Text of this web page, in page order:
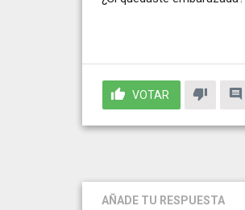
VOTAR
AÑADE TU RESPUESTA